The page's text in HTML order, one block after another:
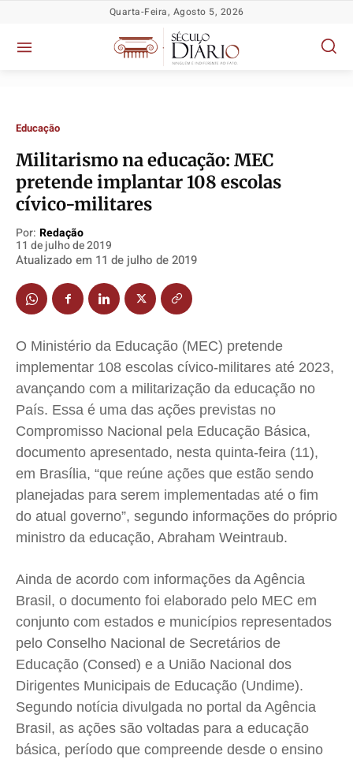
Política
Socioeconômicas
Justiça
Segurança
Meio Ambiente
Saúde
Economia
Cultura
Colunas
Caetano Roque
Publicidade Legal
Anuncie
Quem Somos
Política
Socioeconômicas
Justiça
Segurança
Meio Ambiente
Saúde
Economia
Cultura
Colunas
Caetano Roque
Publicidade Legal
Anuncie
Quem Somos
Política
Socioeconômicas
Justiça
Segurança
Meio Ambiente
Saúde
Economia
Cultura
Colunas
Caetano Roque
Publicidade Legal
Anuncie
Quem Somos
Política
Socioeconômicas
Justiça
Segurança
Meio Ambiente
Saúde
Economia
Cultura
Colunas
Caetano Roque
Publicidade Legal
Anuncie
Quem Somos
Quarta-Feira, Agosto 5, 2026
Educação
Militarismo na educação: MEC
pretende implantar 108 escolas
cívico-militares
Por: Redação
11 de julho de 2019
Atualizado em 11 de julho de 2019
O Ministério da Educação (MEC) pretende
implementar 108 escolas cívico-militares até 2023,
avançando com a militarização da educação no
País. Essa é uma das ações previstas no
Compromisso Nacional pela Educação Básica,
documento apresentado, nesta quinta-feira (11),
em Brasília, “que reúne ações que estão sendo
planejadas para serem implementadas até o fim
do atual governo”, segundo informações do próprio
ministro da educação, Abraham Weintraub.
Ainda de acordo com informações da Agência
Brasil, o documento foi elaborado pelo MEC em
conjunto com estados e municípios representados
pelo Conselho Nacional de Secretários de
Educação (Consed) e a União Nacional dos
Dirigentes Municipais de Educação (Undime).
Segundo notícia divulgada no portal da Agência
Brasil, as ações são voltadas para a educação
básica, período que compreende desde o ensino